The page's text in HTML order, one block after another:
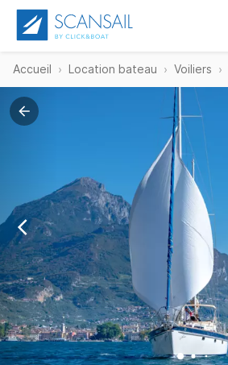
Accueil Location bateau Voiliers